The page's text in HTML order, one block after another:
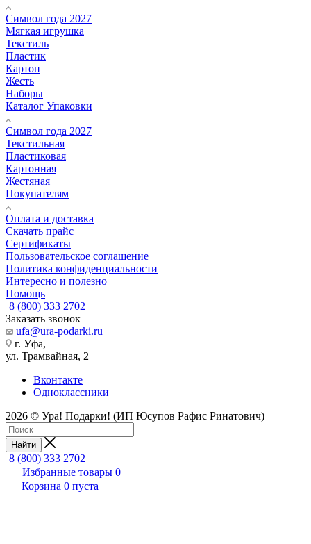
Символ года 2027
Мягкая игрушка
Текстиль
Пластик
Картон
Жесть
Наборы
Каталог Упаковки
Символ года 2027
Текстильная
Пластиковая
Картонная
Жестяная
Покупателям
Оплата и доставка
Скачать прайс
Сертификаты
Пользовательское соглашение
Политика конфиденциальности
Интересно и полезно
Помощь
8 (800) 333 2702
Заказать звонок
ufa@ura-podarki.ru
г. Уфа,
ул. Трамвайная, 2
Вконтакте
Одноклассники
2026 © Ура! Подарки! (ИП Юсупов Рафис Ринатович)
Найти
8 (800) 333 2702
Избранные товары 0
Корзина 0 пуста